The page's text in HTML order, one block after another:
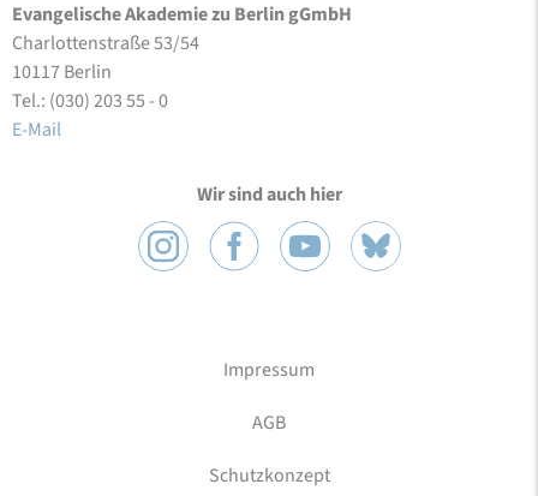
Evangelische Akademie zu Berlin gGmbH
Charlottenstraße 53/54
10117 Berlin
Tel.: (030) 203 55 - 0
E-Mail
Wir sind auch hier
Impressum
AGB
Schutzkonzept